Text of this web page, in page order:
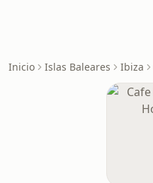
Inicio Islas Baleares Ibiza